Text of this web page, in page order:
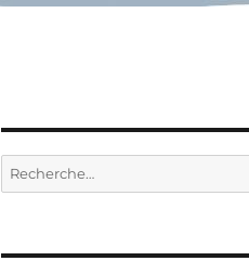
Recherche
pour :